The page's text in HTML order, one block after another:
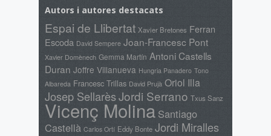
Autors i autores destacats
Espai de Llibertat Xavier Bretones Ferran
Escoda David Sempere Joan-Francesc Pont
Xavier Domènech Gemma Martín Antoni Castells
Duran Joffre Villanueva Hungria Panadero Tono
Albareda Francesc Trillas David Prujà Oriol Illa
Josep SellarèsJordi Serrano Txus Sanz
Vicenç Molina Santiago
Castellà Carlos Ortí Eddy Bonte Jordi Miralles